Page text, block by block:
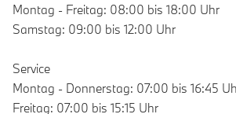
Montag - Freitag: 08:00 bis 18:00 Uhr
Samstag: 09:00 bis 12:00 Uhr
Service
Montag - Donnerstag: 07:00 bis 16:45
Freitag: 07:00 bis 15:15 Uhr